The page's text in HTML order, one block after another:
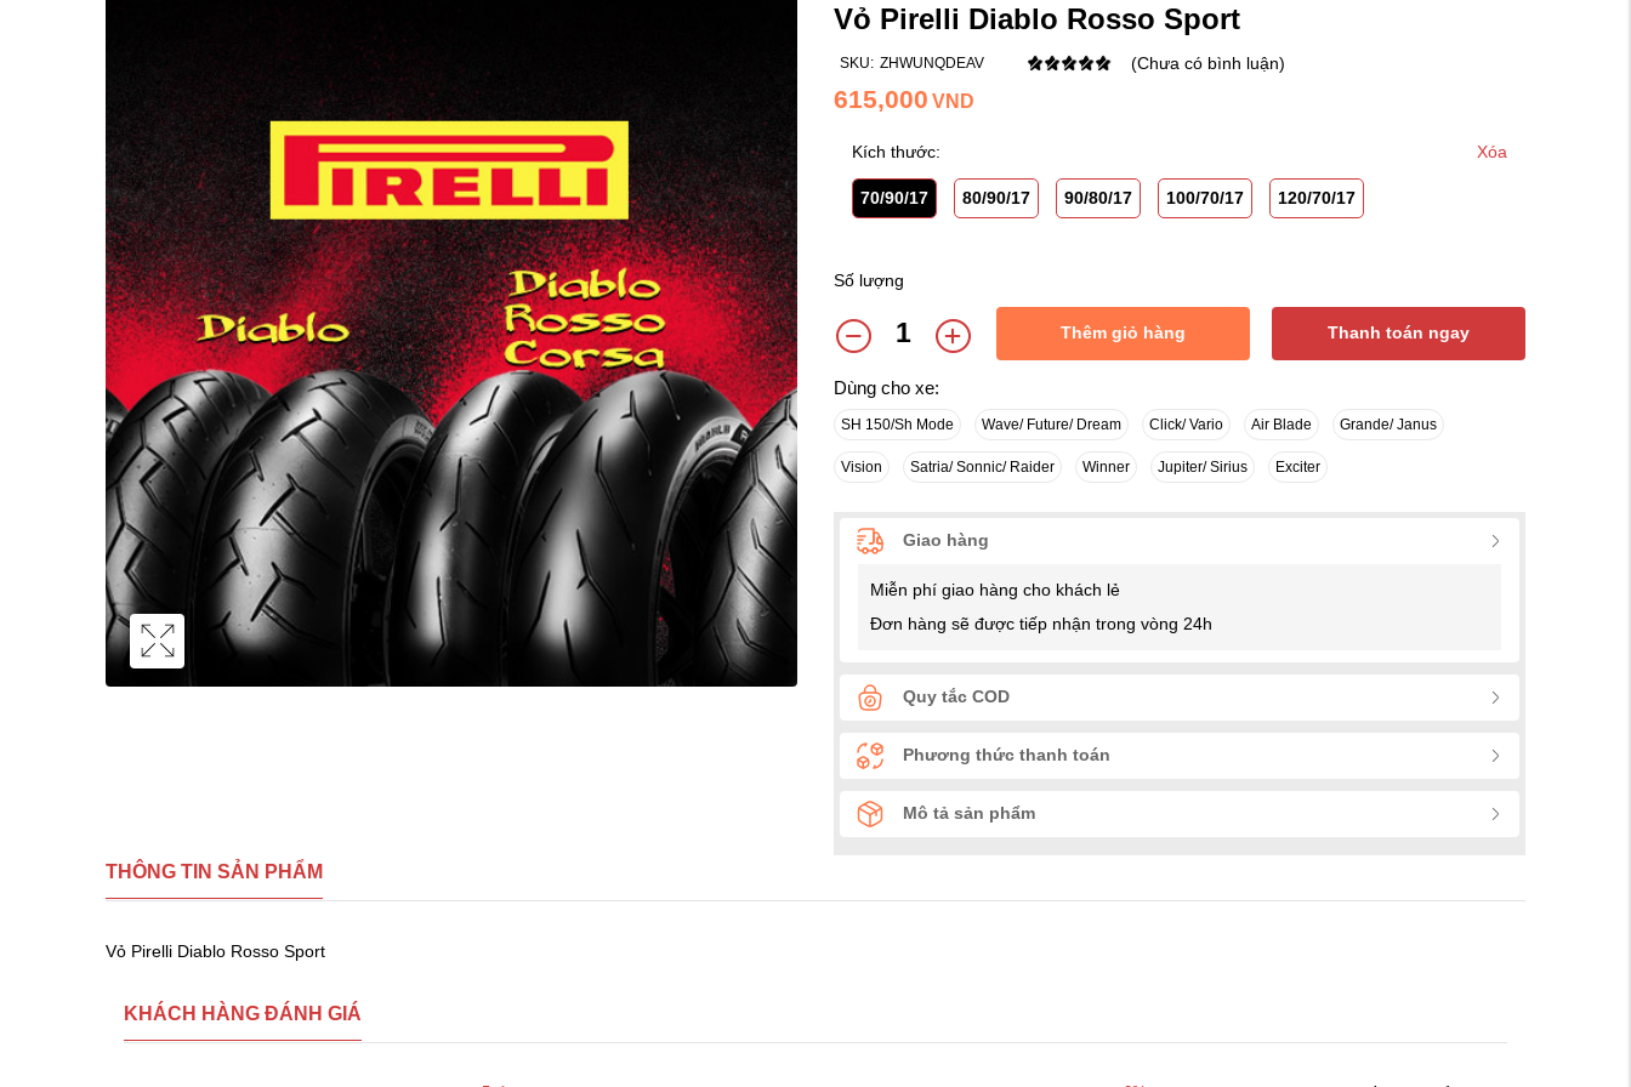
Vỏ Pirelli Diablo Rosso Sport
SKU: ZHWUNQDEAV (Chưa có bình luận)
615,000 VND
Kích thước: Xóa
70/90/17 80/90/17 90/80/17 100/70/17 120/70/17
Số lượng
Thêm giỏ hàng Thanh toán ngay
Dùng cho xe:
SH 150/Sh Mode Wave/ Future/ Dream Click/ Vario Air Blade Grande/ Janus
Vision Satria/ Sonnic/ Raider Winner Jupiter/ Sirius Exciter
Giao hàng
Miễn phí giao hàng cho khách lẻ
Đơn hàng sẽ được tiếp nhận trong vòng 24h
Quy tắc COD
Phương thức thanh toán
Mô tả sản phẩm
THÔNG TIN SẢN PHẨM
Vỏ Pirelli Diablo Rosso Sport
KHÁCH HÀNG ĐÁNH GIÁ